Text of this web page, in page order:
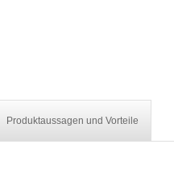
Produktaussagen und Vorteile